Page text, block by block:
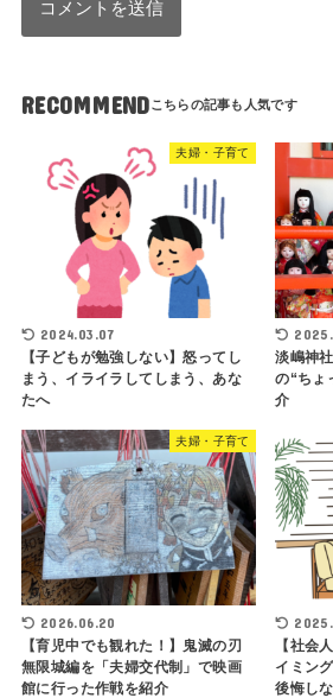
RECOMMEND
夫婦・子育て
2024.03.07
【子どもが勉強しない】怒ってし
まう、イライラしてしまう、あな
たへ
淡嶋神
の“ちょ
介
夫婦・子育て
2026.06.20
【育児中でも観れた！】鬼滅の刃
無限城編を「夫婦交代制」で映画
館に行った作戦を紹介
【社会
イミン
後悔し